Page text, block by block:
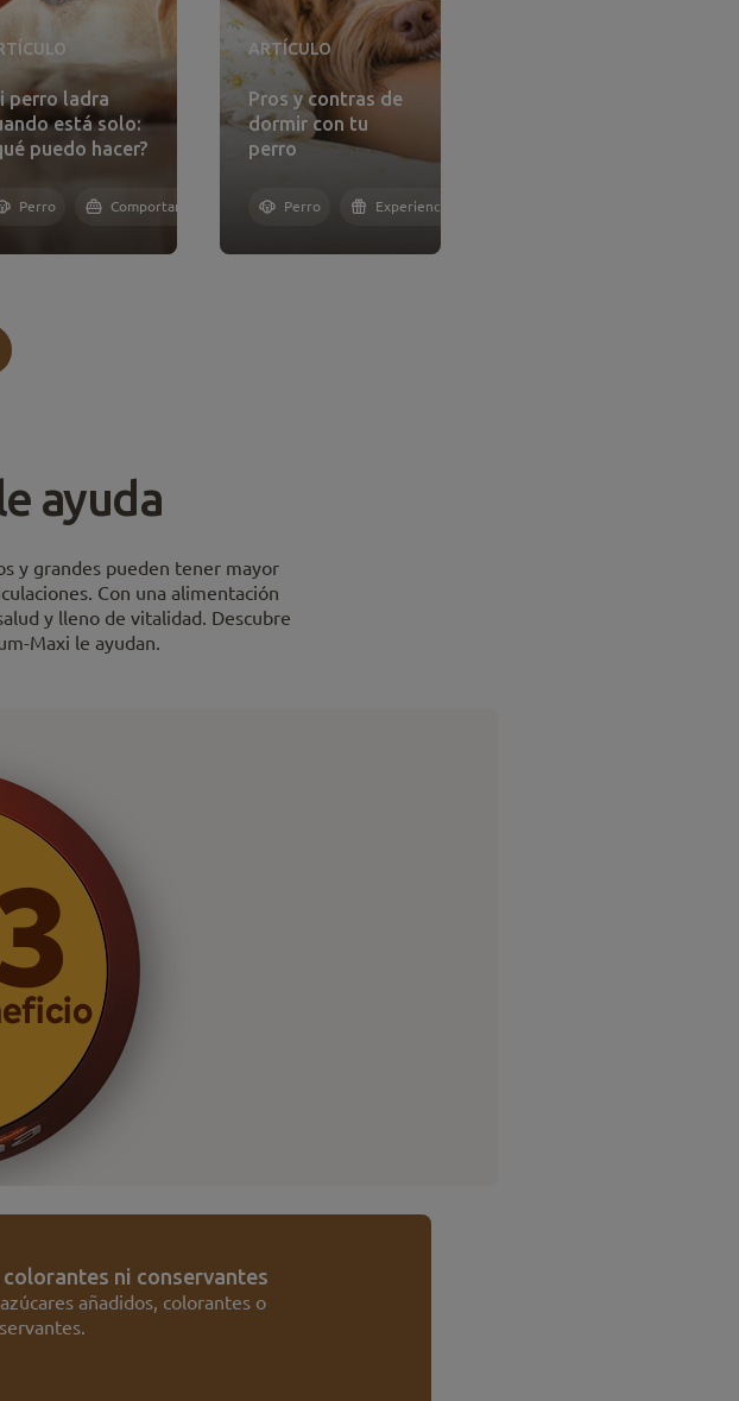
perro ladra
está solo:
puedo hacer?
Perro Comportamiento
ARTÍCULO
Pros y contras de
dormir con tu
perro
Perro Experiencias
ayuda
y grandes pueden tener mayor
Con una alimentación
y lleno de vitalidad. Descubre
Maxi le ayudan.
colorantes ni conservantes
añadidos, colorantes o